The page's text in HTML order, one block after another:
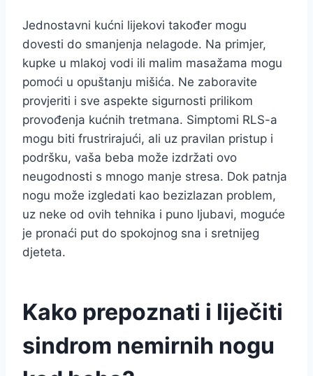
Jednostavni kućni lijekovi također mogu
dovesti do smanjenja nelagode. Na primjer,
kupke u mlakoj vodi ili malim masažama mogu
pomoći u opuštanju mišića. Ne zaboravite
provjeriti i sve aspekte sigurnosti prilikom
provođenja kućnih tretmana. Simptomi RLS-a
mogu biti frustrirajući, ali uz pravilan pristup i
podršku, vaša beba može izdržati ovo
neugodnosti s mnogo manje stresa. Dok patnja
nogu može izgledati kao bezizlazan problem,
uz neke od ovih tehnika i puno ljubavi, moguće
je pronaći put do spokojnog sna i sretnijeg
djeteta.
Kako prepoznati i liječiti
sindrom nemirnih nogu